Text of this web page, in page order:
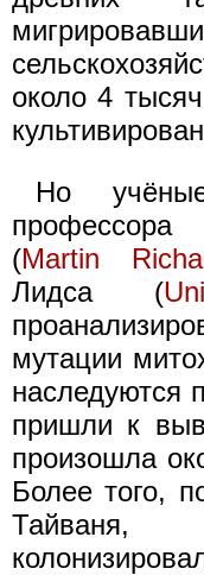
около 4
Но
(Martin
Лидса (
мутации
наследуются
пришли к
произошла
Более того,